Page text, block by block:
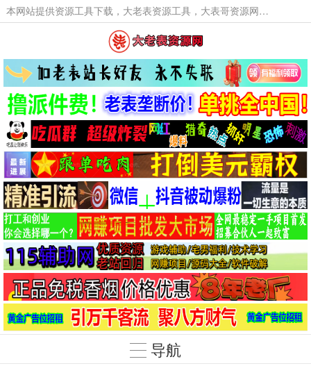
本网站提供资源工具下载，大老表资源工具，大表哥资源网软件工具，大老表资源下载，活动线报福利资源分享,活动线报，大型网游经典游戏，网络热门技术游戏辅助交流与分享。
导航